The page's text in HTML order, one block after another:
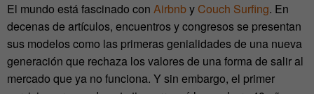
El mundo está fascinado con Airbnby Couch Surfing. En
decenas de artículos, encuentros y congresos se presentan
sus modelos como las primeras genialidades de una nueva
generación que rechaza los valores de una forma de salir al
mercado que ya no funciona. Y sin embargo, el primer